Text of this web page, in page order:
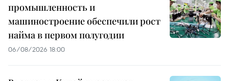
промышленность и
машиностроение обеспечили рост
найма в первом полугодии
06/08/2026 18:00